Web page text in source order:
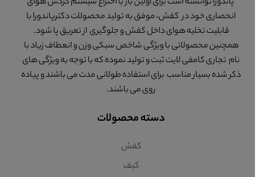
انحصاری خود در کفش، موفق به تولید محصولات دکترپاندورا با
قابلیت تخلیه هوای داخل کفش و جلوگیری از تعریق پا شود.
همچنین محصولاتی با ویژگی شاخص سبکی وزن و انعطاف زیاد با
نام تجاری کامفی لایت ثبت و تولید نموده که با توجه به ویژگی های
ذکر شده بسیار مناسب برای استفاده طولانی مدت می باشند و پیاده
روی می باشند.
دسته محصولات
کفش
کیف